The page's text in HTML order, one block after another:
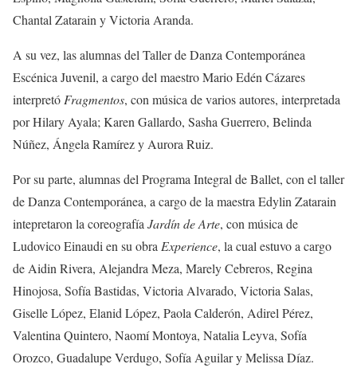
Chantal Zatarain y Victoria Aranda.
A su vez, las alumnas del Taller de Danza Contemporánea
Escénica Juvenil, a cargo del maestro Mario Edén Cázares
interpretó Fragmentos, con música de varios autores, interpretada
por Hilary Ayala; Karen Gallardo, Sasha Guerrero, Belinda
Núñez, Ángela Ramírez y Aurora Ruiz.
Por su parte, alumnas del Programa Integral de Ballet, con el taller
de Danza Contemporánea, a cargo de la maestra Edylin Zatarain
intepretaron la coreografía Jardín de Arte, con música de
Ludovico Einaudi en su obra Experience, la cual estuvo a cargo
de Aidin Rivera, Alejandra Meza, Marely Cebreros, Regina
Hinojosa, Sofía Bastidas, Victoria Alvarado, Victoria Salas,
Giselle López, Elanid López, Paola Calderón, Adirel Pérez,
Valentina Quintero, Naomí Montoya, Natalia Leyva, Sofía
Orozco, Guadalupe Verdugo, Sofía Aguilar y Melissa Díaz.